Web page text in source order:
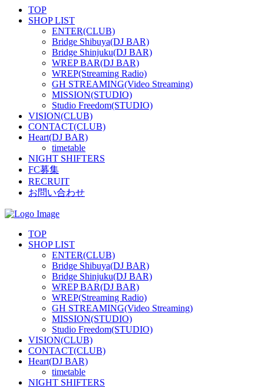
TOP
SHOP LIST
ENTER(CLUB)
Bridge Shibuya(DJ BAR)
Bridge Shinjuku(DJ BAR)
WREP BAR(DJ BAR)
WREP(Streaming Radio)
GH STREAMING(Video Streaming)
MISSION(STUDIO)
Studio Freedom(STUDIO)
VISION(CLUB)
CONTACT(CLUB)
Heart(DJ BAR)
timetable
NIGHT SHIFTERS
FC募集
RECRUIT
お問い合わせ
TOP
SHOP LIST
ENTER(CLUB)
Bridge Shibuya(DJ BAR)
Bridge Shinjuku(DJ BAR)
WREP BAR(DJ BAR)
WREP(Streaming Radio)
GH STREAMING(Video Streaming)
MISSION(STUDIO)
Studio Freedom(STUDIO)
VISION(CLUB)
CONTACT(CLUB)
Heart(DJ BAR)
timetable
NIGHT SHIFTERS